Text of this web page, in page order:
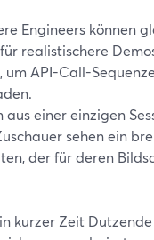
Engineers können
realistischere
um API-Call-
aus einer einzigen
sehen ein
der für deren
kurzer Zeit